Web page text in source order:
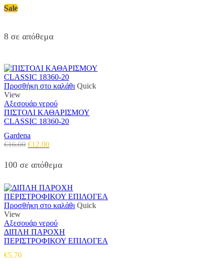
Sale
8 σε απόθεμα
Προσθήκη στο καλάθι Quick
View
Αξεσουάρ νερού
ΠΙΣΤΟΛΙ ΚΑΘΑΡΙΣΜΟΥ
CLASSIC 18360-20
Gardena
€16.00 Original
€16.00.
€12.00Η
είναι:
100 σε απόθεμα
Προσθήκη στο καλάθι Quick
View
Αξεσουάρ νερού
ΔΙΠΛΗ ΠΑΡΟΧΗ
ΠΕΡΙΣΤΡΟΦΙΚΟΥ ΕΠΙΛΟΓΕΑ
€5.70